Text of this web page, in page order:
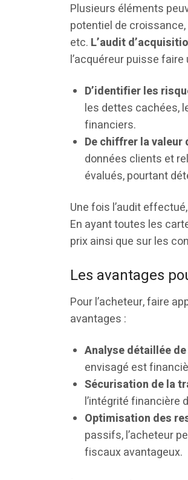
Plusieurs éléments
potentiel de
etc. L’audit
l’acquéreur puisse
D’identifier les
les dettes cachées,
financiers.
De chiffrer la
données clients et
évalués, pourtant
Une fois l’audit
En ayant toutes les
prix ainsi que sur les
Les avantages
Pour l’acheteur, faire
avantages :
Analyse détaillée
envisagé est
Sécurisation de la
l’intégrité financière
Optimisation des
passifs, l’acheteur
fiscaux avantageux.